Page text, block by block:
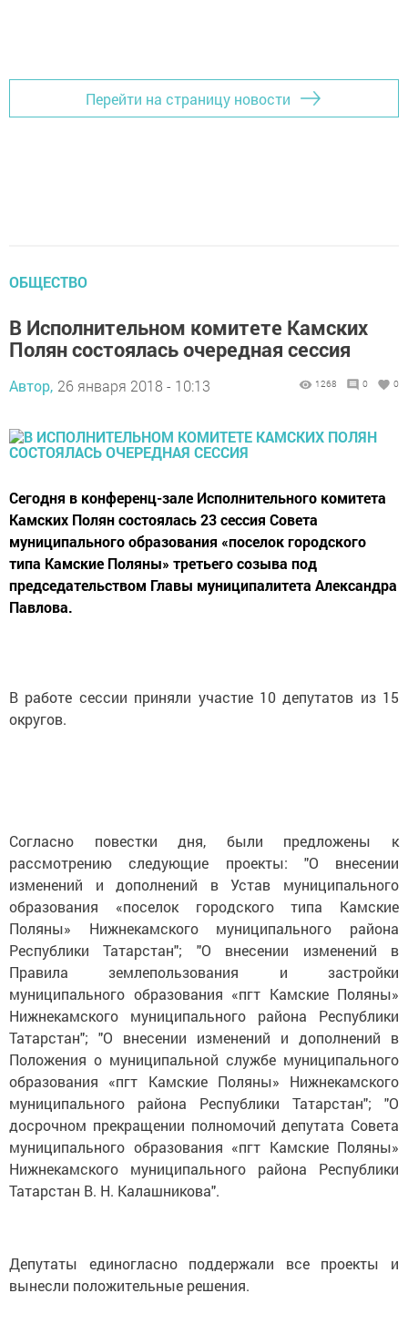
Перейти на страницу новости
ОБЩЕСТВО
В Исполнительном комитете Камских
Полян состоялась очередная сессия
Автор, 26 января 2018 - 10:13 1268 0 0
Сегодня в конференц-зале Исполнительного комитета
Камских Полян состоялась 23 сессия Совета
муниципального образования «поселок городского
типа Камские Поляны» третьего созыва под
председательством Главы муниципалитета Александра
Павлова.
В работе сессии приняли участие 10 депутатов из 15
округов.
Согласно повестки дня, были предложены к
рассмотрению следующие проекты: "О внесении
изменений и дополнений в Устав муниципального
образования «поселок городского типа Камские
Поляны» Нижнекамского муниципального района
Республики Татарстан"; "О внесении изменений в
Правила землепользования и застройки
муниципального образования «пгт Камские Поляны»
Нижнекамского муниципального района Республики
Татарстан"; "О внесении изменений и дополнений в
Положения о муниципальной службе муниципального
образования «пгт Камские Поляны» Нижнекамского
муниципального района Республики Татарстан"; "О
досрочном прекращении полномочий депутата Совета
муниципального образования «пгт Камские Поляны»
Нижнекамского муниципального района Республики
Татарстан В. Н. Калашникова".
Депутаты единогласно поддержали все проекты и
вынесли положительные решения.